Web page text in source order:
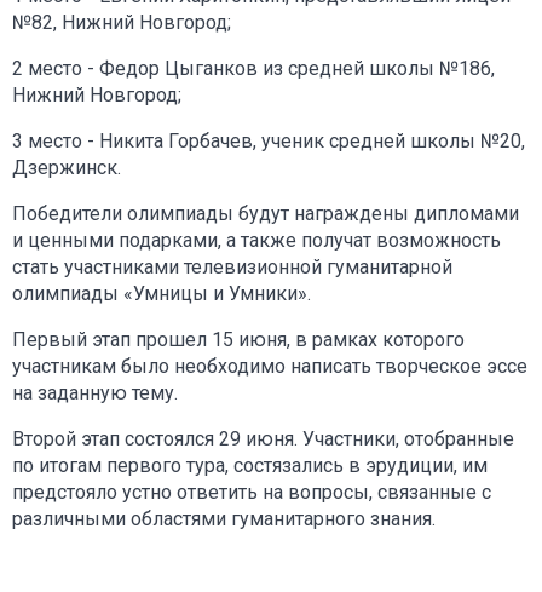
№82, Нижний Новгород;
2 место - Федор Цыганков из средней школы №186,
Нижний Новгород;
3 место - Никита Горбачев, ученик средней школы №20,
Дзержинск.
Победители олимпиады будут награждены дипломами
и ценными подарками, а также получат возможность
стать участниками телевизионной гуманитарной
олимпиады «Умницы и Умники».
Первый этап прошел 15 июня, в рамках которого
участникам было необходимо написать творческое эссе
на заданную тему.
Второй этап состоялся 29 июня. Участники, отобранные
по итогам первого тура, состязались в эрудиции, им
предстояло устно ответить на вопросы, связанные с
различными областями гуманитарного знания.